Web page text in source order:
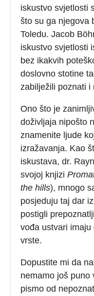
iskustvo svjetlosti
što su ga njegova
Toledu. Jacob
iskustvo svjetlosti
bez ikakvih
doslovno stotine
zabilježili poznati i
Ono što je
doživljaja nipošto
znamenite ljude
izražavanja. Kao
iskustava, dr.
svojoj knjizi
the hills), mnogo
posjeduju taj dar
postigli
vođa ustvari
vrste.
Dopustite mi da
nemamo još puno
pismo od